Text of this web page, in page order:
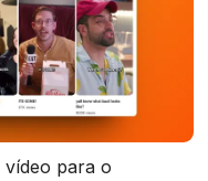
para o